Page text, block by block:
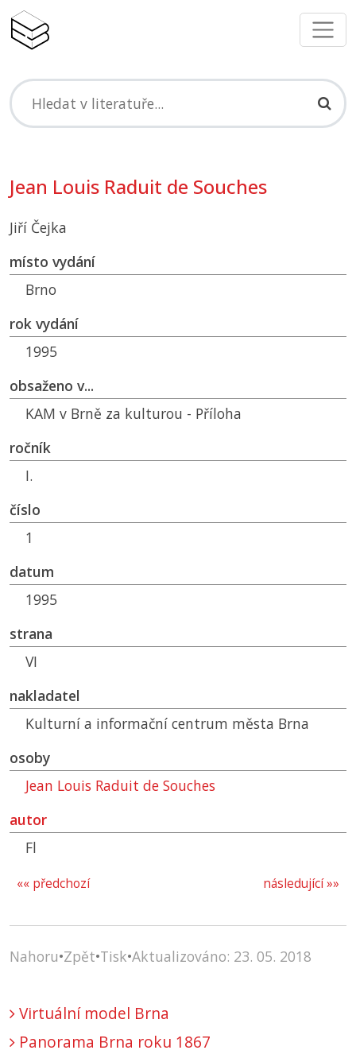
Jean Louis Raduit de Souches
Jiří Čejka
místo vydání
Brno
rok vydání
1995
obsaženo v...
KAM v Brně za kulturou - Příloha
ročník
I.
číslo
1
datum
1995
strana
VI
nakladatel
Kulturní a informační centrum města Brna
osoby
Jean Louis Raduit de Souches
autor
Fl
následující »»
«« předchozí
Nahoru•Zpět•Tisk•Aktualizováno: 23. 05. 2018
Virtuální model Brna
Panorama Brna roku 1867